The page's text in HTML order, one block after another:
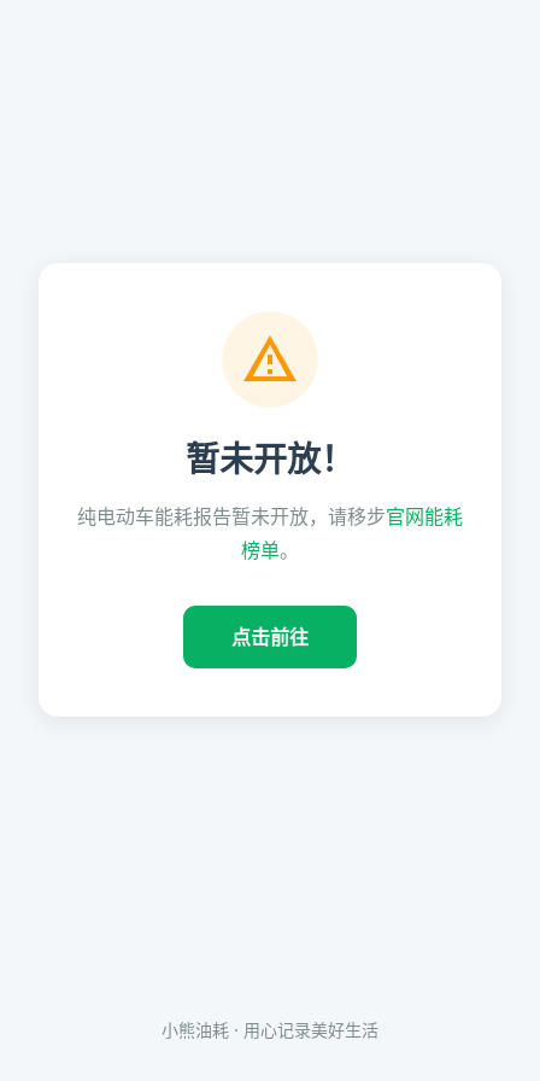
暂未开放！
纯电动车能耗报告暂未开放，请移步官网能耗
榜单。
点击前往
小熊油耗 · 用心记录美好生活